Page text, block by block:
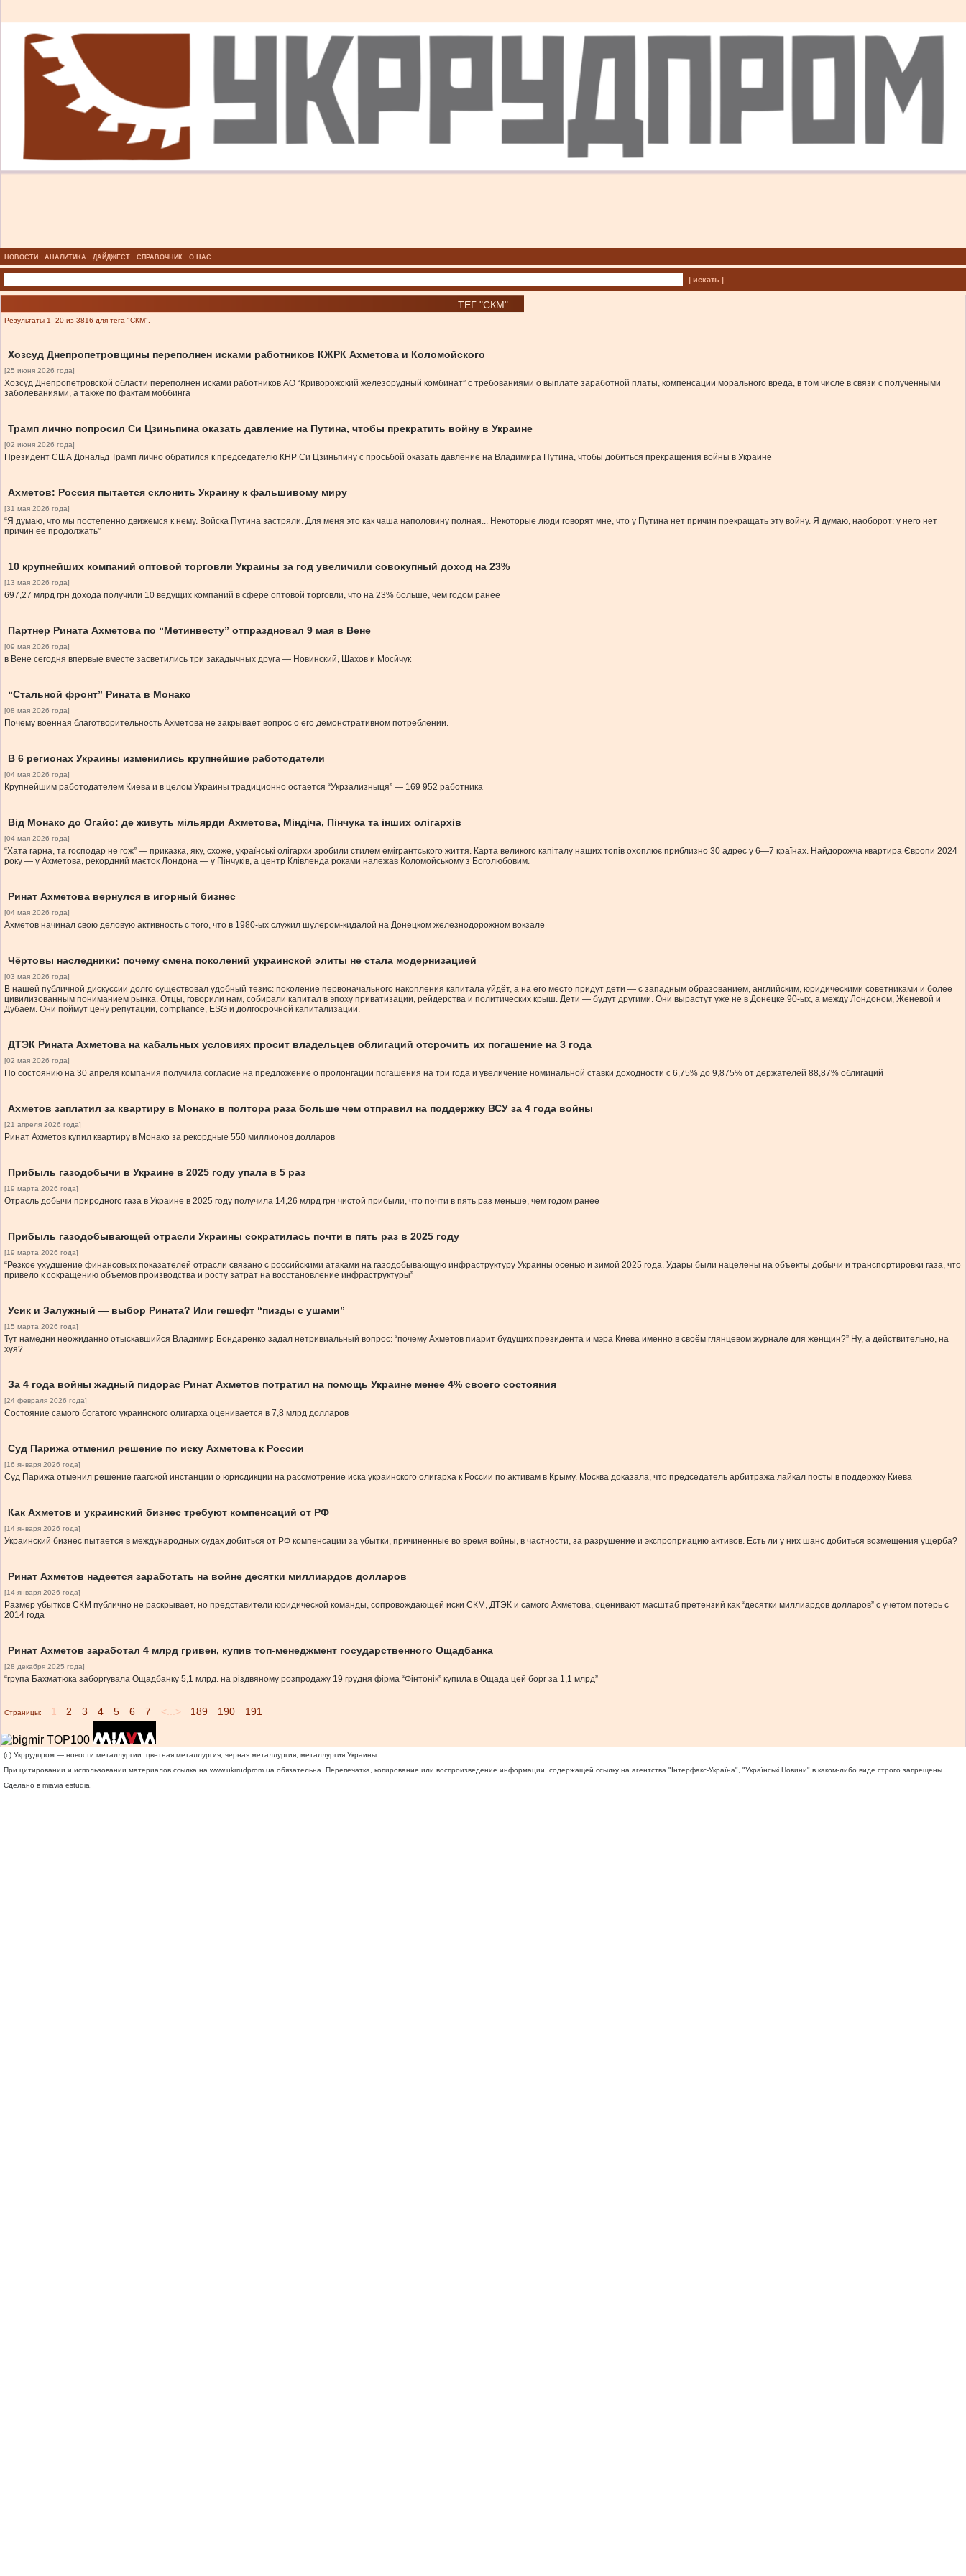
НОВОСТИ АНАЛИТИКА ДАЙДЖЕСТ СПРАВОЧНИК О НАС
| искать |
ТЕГ "СКМ"
Результаты 1–20 из 3816 для тега "СКМ".
Хозсуд Днепропетровщины переполнен исками работников КЖРК Ахметова и Коломойского
[25 июня 2026 года]
Хозсуд Днепропетровской области переполнен исками работников АО “Криворожский железорудный комбинат” с требованиями о выплате заработной платы, компенсации морального вреда, в том числе в связи с полученными
заболеваниями, а также по фактам моббинга
Трамп лично попросил Си Цзиньпина оказать давление на Путина, чтобы прекратить войну в Украине
[02 июня 2026 года]
Президент США Дональд Трамп лично обратился к председателю КНР Си Цзиньпину с просьбой оказать давление на Владимира Путина, чтобы добиться прекращения войны в Украине
Ахметов: Россия пытается склонить Украину к фальшивому миру
[31 мая 2026 года]
“Я думаю, что мы постепенно движемся к нему. Войска Путина застряли. Для меня это как чаша наполовину полная... Некоторые люди говорят мне, что у Путина нет причин прекращать эту войну. Я думаю, наоборот: у него нет
причин ее продолжать”
10 крупнейших компаний оптовой торговли Украины за год увеличили совокупный доход на 23%
[13 мая 2026 года]
697,27 млрд грн дохода получили 10 ведущих компаний в сфере оптовой торговли, что на 23% больше, чем годом ранее
Партнер Рината Ахметова по “Метинвесту” отпраздновал 9 мая в Вене
[09 мая 2026 года]
в Вене сегодня впервые вместе засветились три закадычных друга — Новинский, Шахов и Мосйчук
“Стальной фронт” Рината в Монако
[08 мая 2026 года]
Почему военная благотворительность Ахметова не закрывает вопрос о его демонстративном потреблении.
В 6 регионах Украины изменились крупнейшие работодатели
[04 мая 2026 года]
Крупнейшим работодателем Киева и в целом Украины традиционно остается “Укрзализныця” — 169 952 работника
Від Монако до Огайо: де живуть мільярди Ахметова, Міндіча, Пінчука та інших олігархів
[04 мая 2026 года]
“Хата гарна, та господар не гож” — приказка, яку, схоже, українські олігархи зробили стилем емігрантського життя. Карта великого капіталу наших топів охоплює приблизно 30 адрес у 6—7 країнах. Найдорожча квартира Європи 2024
року — у Ахметова, рекордний маєток Лондона — у Пінчуків, а центр Клівленда роками належав Коломойському з Боголюбовим.
Ринат Ахметова вернулся в игорный бизнес
[04 мая 2026 года]
Ахметов начинал свою деловую активность с того, что в 1980-ых служил шулером-кидалой на Донецком железнодорожном вокзале
Чёртовы наследники: почему смена поколений украинской элиты не стала модернизацией
[03 мая 2026 года]
В нашей публичной дискуссии долго существовал удобный тезис: поколение первоначального накопления капитала уйдёт, а на его место придут дети — с западным образованием, английским, юридическими советниками и более
цивилизованным пониманием рынка. Отцы, говорили нам, собирали капитал в эпоху приватизации, рейдерства и политических крыш. Дети — будут другими. Они вырастут уже не в Донецке 90-ых, а между Лондоном, Женевой и
Дубаем. Они поймут цену репутации, compliance, ESG и долгосрочной капитализации.
ДТЭК Рината Ахметова на кабальных условиях просит владельцев облигаций отсрочить их погашение на 3 года
[02 мая 2026 года]
По состоянию на 30 апреля компания получила согласие на предложение о пролонгации погашения на три года и увеличение номинальной ставки доходности с 6,75% до 9,875% от держателей 88,87% облигаций
Ахметов заплатил за квартиру в Монако в полтора раза больше чем отправил на поддержку ВСУ за 4 года войны
[21 апреля 2026 года]
Ринат Ахметов купил квартиру в Монако за рекордные 550 миллионов долларов
Прибыль газодобычи в Украине в 2025 году упала в 5 раз
[19 марта 2026 года]
Отрасль добычи природного газа в Украине в 2025 году получила 14,26 млрд грн чистой прибыли, что почти в пять раз меньше, чем годом ранее
Прибыль газодобывающей отрасли Украины сократилась почти в пять раз в 2025 году
[19 марта 2026 года]
“Резкое ухудшение финансовых показателей отрасли связано с российскими атаками на газодобывающую инфраструктуру Украины осенью и зимой 2025 года. Удары были нацелены на объекты добычи и транспортировки газа, что
привело к сокращению объемов производства и росту затрат на восстановление инфраструктуры”
Усик и Залужный — выбор Рината? Или гешефт “пизды с ушами”
[15 марта 2026 года]
Тут намедни неожиданно отыскавшийся Владимир Бондаренко задал нетривиальный вопрос: “почему Ахметов пиарит будущих президента и мэра Киева именно в своём глянцевом журнале для женщин?” Ну, а действительно, на
хуя?
За 4 года войны жадный пидорас Ринат Ахметов потратил на помощь Украине менее 4% своего состояния
[24 февраля 2026 года]
Состояние самого богатого украинского олигарха оценивается в 7,8 млрд долларов
Суд Парижа отменил решение по иску Ахметова к России
[16 января 2026 года]
Суд Парижа отменил решение гаагской инстанции о юрисдикции на рассмотрение иска украинского олигарха к России по активам в Крыму. Москва доказала, что председатель арбитража лайкал посты в поддержку Киева
Как Ахметов и украинский бизнес требуют компенсаций от РФ
[14 января 2026 года]
Украинский бизнес пытается в международных судах добиться от РФ компенсации за убытки, причиненные во время войны, в частности, за разрушение и экспроприацию активов. Есть ли у них шанс добиться возмещения ущерба?
Ринат Ахметов надеется заработать на войне десятки миллиардов долларов
[14 января 2026 года]
Размер убытков СКМ публично не раскрывает, но представители юридической команды, сопровождающей иски СКМ, ДТЭК и самого Ахметова, оценивают масштаб претензий как “десятки миллиардов долларов” с учетом потерь с
2014 года
Ринат Ахметов заработал 4 млрд гривен, купив топ-менеджмент государственного Ощадбанка
[28 декабря 2025 года]
“група Бахматюка заборгувала Ощадбанку 5,1 млрд. на різдвяному розпродажу 19 грудня фірма “Фінтонік” купила в Ощада цей борг за 1,1 млрд”
Страницы: 1 2 3 4 5 6 7 <...> 189 190 191
(c) Укррудпром — новости металлургии: цветная металлургия, черная металлургия, металлургия Украины
При цитировании и использовании материалов ссылка на www.ukrrudprom.ua обязательна. Перепечатка, копирование или воспроизведение информации, содержащей ссылку на агентства "Iнтерфакс-Україна", "Українськi Новини" в каком-либо виде строго запрещены
Сделано в miavia estudia.